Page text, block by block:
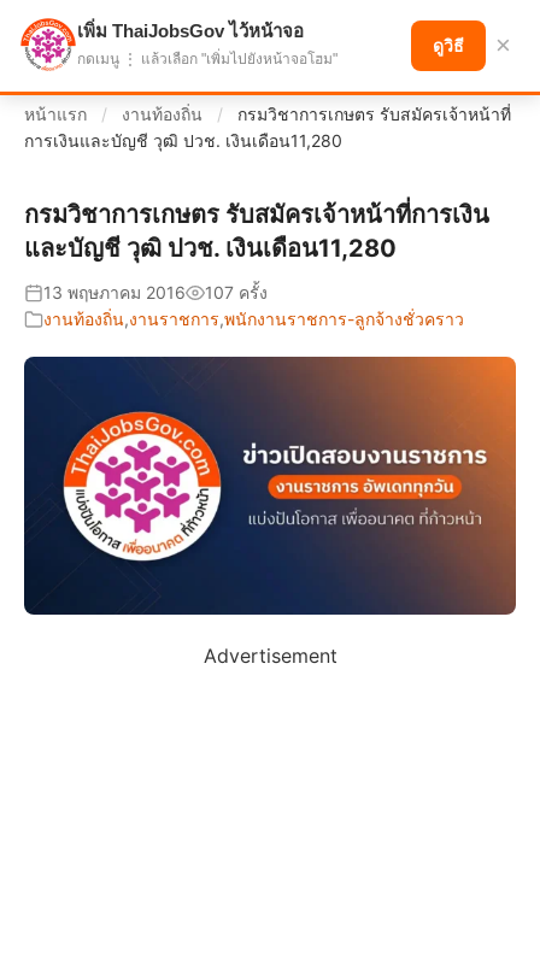
แบ่งปันโอกาส เพื่ออนาคตที่ก้าวหน้า
หน้าแรก / งานท้องถิ่น /
กรมวิชาการเกษตร รับสมัครเจ้าหน้าที่
การเงินและบัญชี วุฒิ ปวช. เงินเดือน11,280
กรมวิชาการเกษตร รับสมัครเจ้าหน้าที่การเงิน
และบัญชี วุฒิ ปวช. เงินเดือน11,280
13 พฤษภาคม 2016
107 ครั้ง
งานท้องถิ่น,งานราชการ,พนักงานราชการ-ลูกจ้างชั่วคราว
Advertisement
เพิ่ม ThaiJobsGov ไว้หน้าจอ
กดเมนู ⋮ แล้วเลือก "เพิ่มไปยังหน้าจอโฮม"
ดูวิธี ×